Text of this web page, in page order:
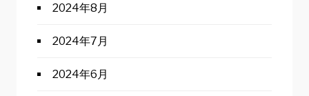
2024年8月
2024年7月
2024年6月